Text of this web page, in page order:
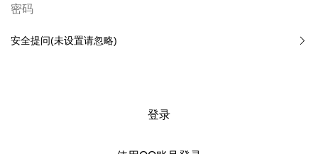
安全提问(未设置请忽略)
登录